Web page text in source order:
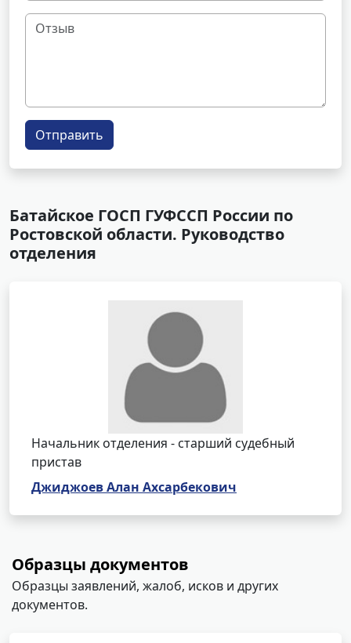
Отправить
Батайское ГОСП ГУФССП России по
Ростовской области. Руководство
отделения
Начальник отделения - старший судебный
пристав
Джиджоев Алан Ахсарбекович
Образцы документов
Образцы заявлений, жалоб, исков и других
документов.